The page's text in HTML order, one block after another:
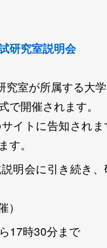
研究室説明会
室が所属する大
開催されます。
イトに告知され
。
明会に引き続き
17時30分まで